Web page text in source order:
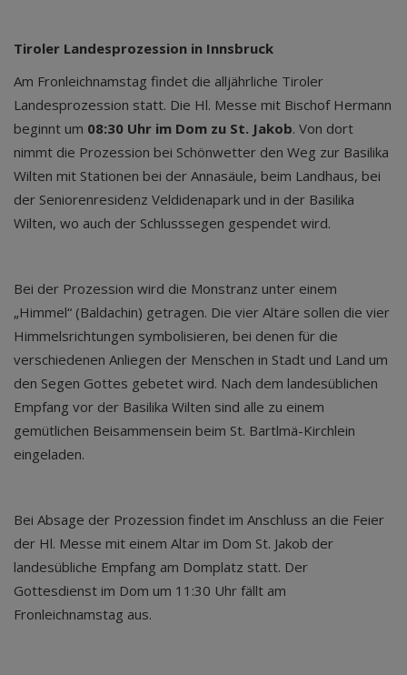
Tiroler Landesprozession in Innsbruck
Am Fronleichnamstag findet die alljährliche Tiroler
Landesprozession statt. Die Hl. Messe mit Bischof Hermann
beginnt um 08:30 Uhr im Dom zu St. Jakob. Von dort
nimmt die Prozession bei Schönwetter den Weg zur Basilika
Wilten mit Stationen bei der Annasäule, beim Landhaus, bei
der Seniorenresidenz Veldidenapark und in der Basilika
Wilten, wo auch der Schlusssegen gespendet wird.
Bei der Prozession wird die Monstranz unter einem
„Himmel“ (Baldachin) getragen. Die vier Altäre sollen die vier
Himmelsrichtungen symbolisieren, bei denen für die
verschiedenen Anliegen der Menschen in Stadt und Land um
den Segen Gottes gebetet wird. Nach dem landesüblichen
Empfang vor der Basilika Wilten sind alle zu einem
gemütlichen Beisammensein beim St. Bartlmä-Kirchlein
eingeladen.
Bei Absage der Prozession findet im Anschluss an die Feier
der Hl. Messe mit einem Altar im Dom St. Jakob der
landesübliche Empfang am Domplatz statt. Der
Gottesdienst im Dom um 11:30 Uhr fällt am
Fronleichnamstag aus.